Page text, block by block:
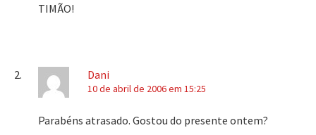
TIMÃO!
Dani
10 de abril de 2006 em 15:25
Parabéns atrasado. Gostou do presente ontem?